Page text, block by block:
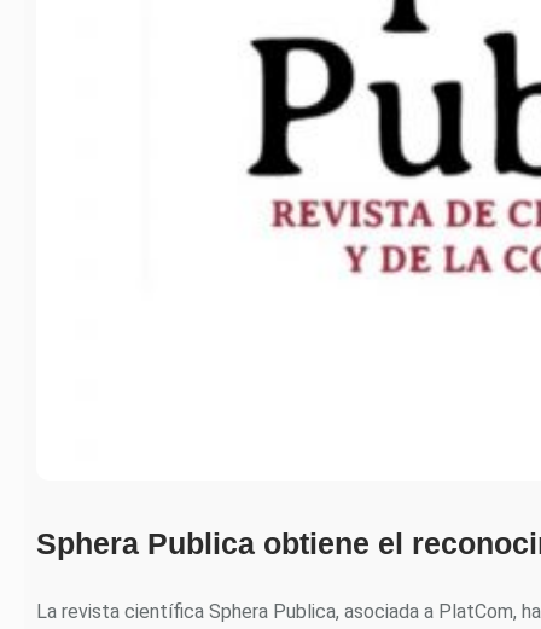
Sphera Publica obtiene el
La revista científica Sphera Publica, asociada a PlatCom,